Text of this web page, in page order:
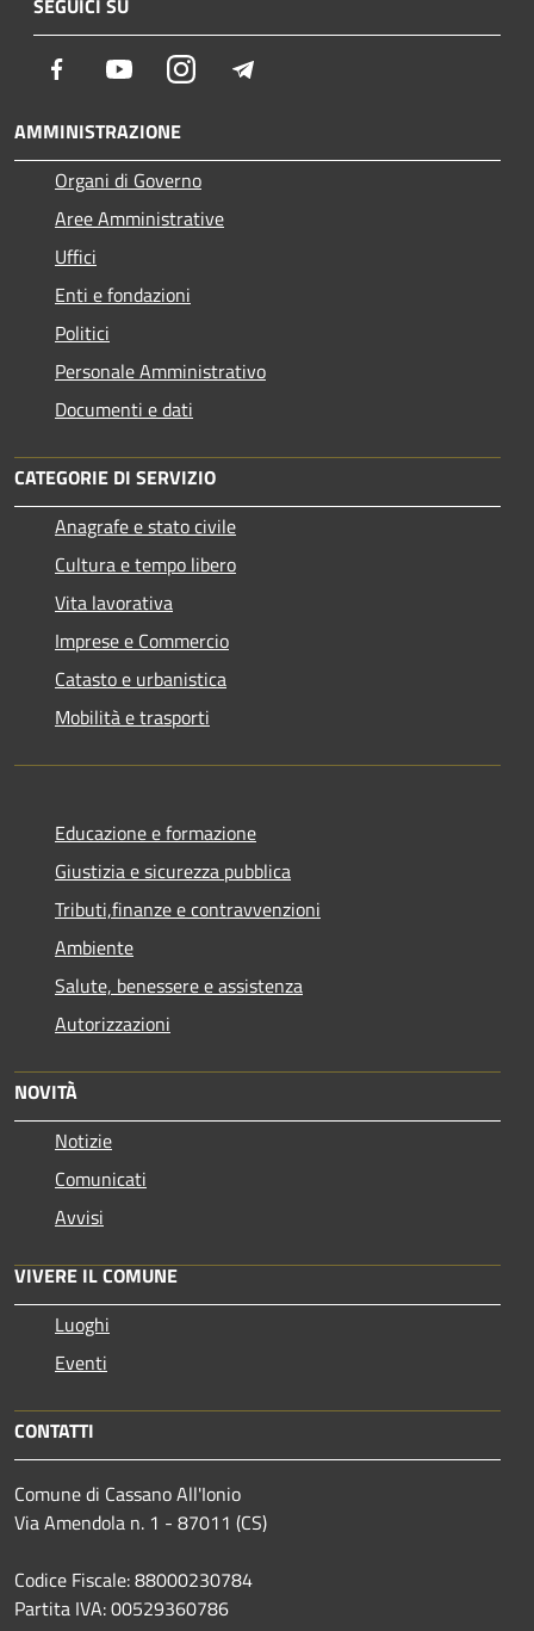
Facebook YoutubeInstagram
AMMINISTRAZIONE
Organi di Governo
Aree Amministrative
Uffici
Enti e fondazioni
Politici
Personale Amministrativo
Documenti e dati
CATEGORIE DI SERVIZIO
Anagrafe e stato civile
Cultura e tempo libero
Vita lavorativa
Imprese e Commercio
Catasto e urbanistica
Mobilità e trasporti
Educazione e formazione
Giustizia e sicurezza pubblica
Tributi,finanze e contravvenzioni
Ambiente
Salute, benessere e assistenza
Autorizzazioni
NOVITÀ
Notizie
Comunicati
Avvisi
VIVERE IL COMUNE
Luoghi
Eventi
CONTATTI
Comune di Cassano All'Ionio
Via Amendola n. 1 - 87011 (CS)
Codice Fiscale: 88000230784
Partita IVA: 00529360786